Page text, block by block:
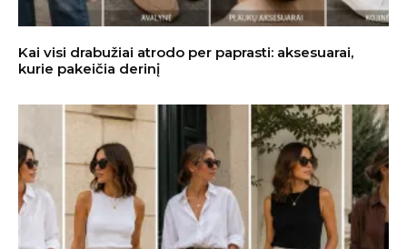
Kai visi drabužiai atrodo per paprasti: aksesuarai,
kurie pakeičia derinį